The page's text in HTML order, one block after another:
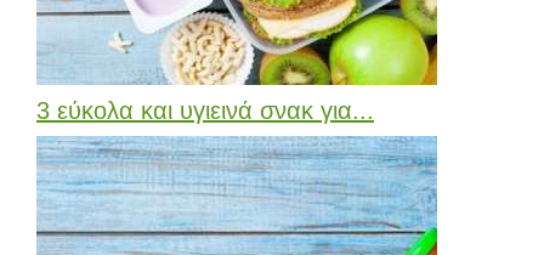
3 εύκολα και υγιεινά σνακ για...